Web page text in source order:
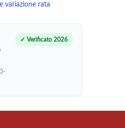
variazione rata
✓ Verificato 2026